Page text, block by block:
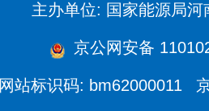
主办单位: 国家能源局河
京公网安备
网站标识码: bm62000011